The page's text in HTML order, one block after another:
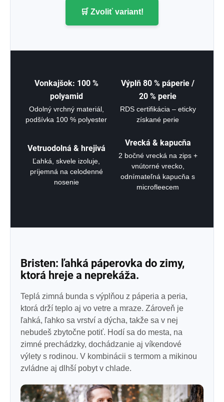
🛒 Zvoliť variant!
Vonkajšok: 100 %
polyamid
Odolný vrchný materiál,
podšívka 100 % polyester
Výplň 80 % páperie /
20 % perie
RDS certifikácia – eticky
získané perie
Vetruodolná & hrejivá
Ľahká, skvele izoluje,
príjemná na celodenné
nosenie
Vrecká & kapucňa
2 bočné vrecká na zips +
vnútorné vrecko,
odnímateľná kapucňa s
microfleecem
Bristen: ľahká páperovka do zimy,
ktorá hreje a neprekáža.
Teplá zimná bunda s výplňou z páperia a peria,
ktorá drží teplo aj vo vetre a mraze. Zároveň je
ľahká, ľahko sa vrství a dýcha, takže sa v nej
nebudeš zbytočne potiť. Hodí sa do mesta, na
zimné prechádzky, dochádzanie aj víkendové
výlety s rodinou. V kombinácii s termom a mikinou
zvládne aj dlhší pobyt v chlade.